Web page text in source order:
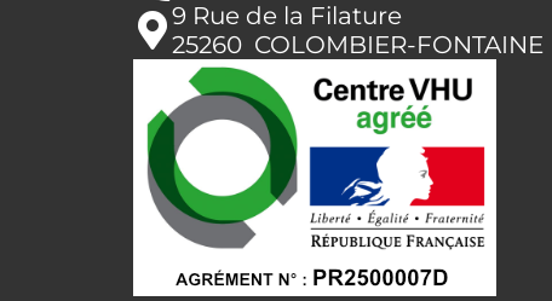
9 Rue de la Filature
25260 COLOMBIER-FONTAINE